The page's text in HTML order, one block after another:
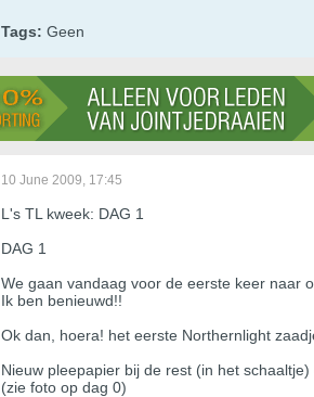
Tags: Geen
10 June 2009, 17:45
L's TL kweek: DAG 1
DAG 1
We gaan vandaag voor de eerste keer naar
Ik ben benieuwd!!
Ok dan, hoera! het eerste Northernlight
Nieuw pleepapier bij de rest (in het
(zie foto op dag 0)